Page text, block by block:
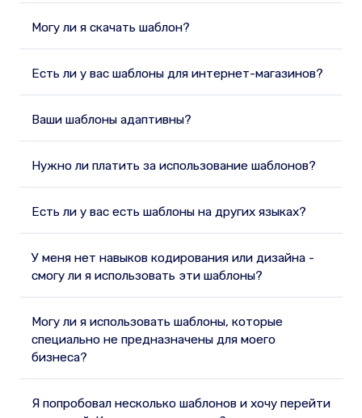
Могу ли я скачать шаблон?
Есть ли у вас шаблоны для интернет-магазинов?
Ваши шаблоны адаптивны?
Нужно ли платить за использование шаблонов?
Есть ли у вас есть шаблоны на других языках?
У меня нет навыков кодирования или дизайна -
смогу ли я использовать эти шаблоны?
Могу ли я использовать шаблоны, которые
специально не предназначены для моего
бизнеса?
Я попробовал несколько шаблонов и хочу перейти